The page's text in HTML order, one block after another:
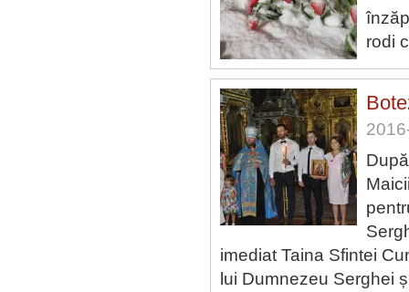
rodi
imediat Taina Sfintei
lui Dumnezeu Serghei